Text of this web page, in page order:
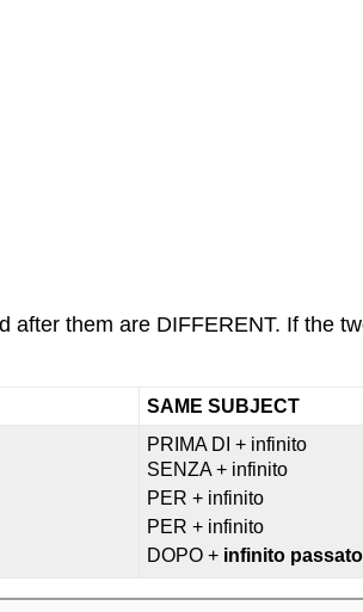
after them are DIFFERENT. If the
SAME SUBJECT
PRIMA DI + infinito
SENZA + infinito
PER + infinito
PER + infinito
DOPO + infinito